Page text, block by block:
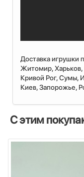
Доставка игрушки
Житомир, Харьков,
Кривой Рог, Сумы,
Киев, Запорожье,
С этим